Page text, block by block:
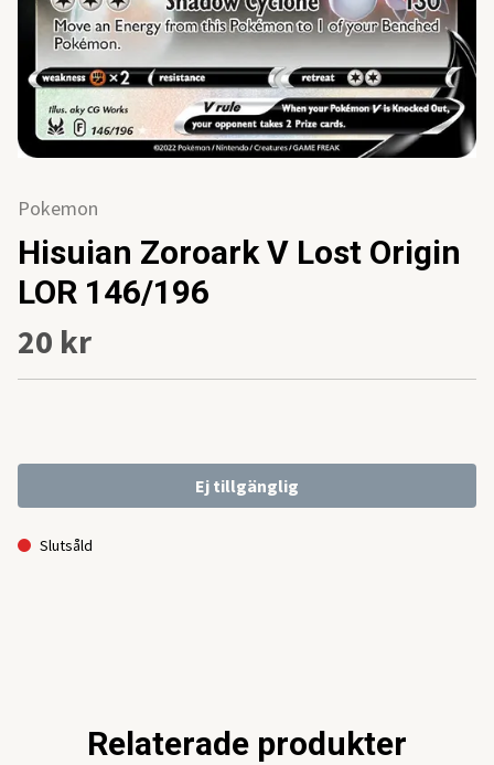
Pokemon
Hisuian Zoroark V Lost Origin
LOR 146/196
20 kr
Ej tillgänglig
Slutsåld
Relaterade produkter